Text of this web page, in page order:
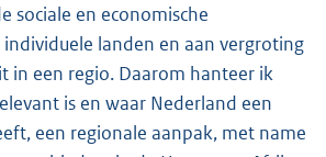
sociale en economische
landen en aan vergroting
in een regio. Daarom hanteer ik
is en waar Nederland een
een regionale aanpak, met name